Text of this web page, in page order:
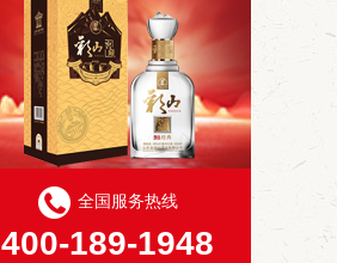
全国服务热线
400-189-1948